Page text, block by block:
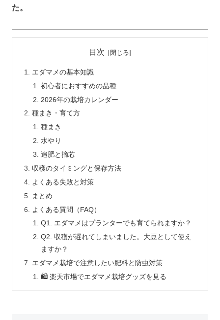
た。
目次
エダマメの基本知識
初心者におすすめの品種
2026年の栽培カレンダー
種まき・育て方
種まき
水やり
追肥と摘芯
収穫のタイミングと保存方法
よくある失敗と対策
まとめ
よくある質問（FAQ）
Q1. エダマメはプランターでも育てられますか？
Q2. 収穫が遅れてしまいました。大豆として使え
ますか？
エダマメ栽培で注意したい肥料と防虫対策
🛍️ 楽天市場でエダマメ栽培グッズを見る